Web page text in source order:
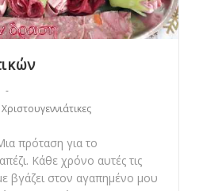
Χριστουγεννιάτικες
πρόταση για το
Κάθε χρόνο αυτές τις
βγάζει στον αγαπημένο μου